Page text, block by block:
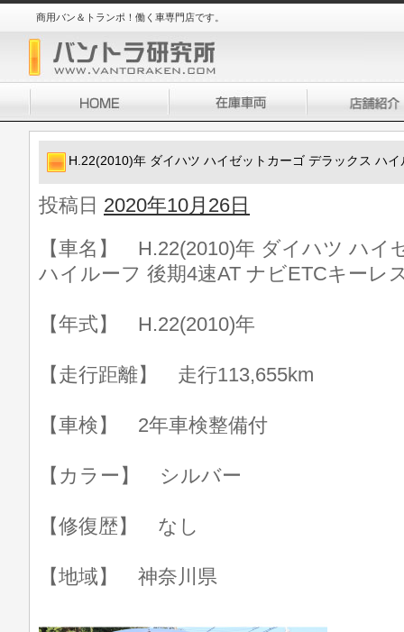
商用バン＆トランポ！働く車専門店です。
H.22(2010)年 ダイハツ ハイゼットカーゴ デラックス ハ
投稿日 2020年10月26日
【車名】 H.22(2010)年 ダイハツ ハイ
ハイルーフ 後期4速AT ナビETCキーレ
【年式】 H.22(2010)年
【走行距離】 走行113,655km
【車検】 2年車検整備付
【カラー】 シルバー
【修復歴】 なし
【地域】 神奈川県